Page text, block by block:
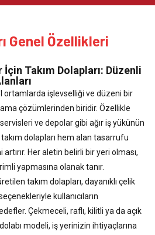
Genel Özellikleri
Takım Dolapları: Düzenli
ortamlarda işlevselliği ve düzeni bir
çözümlerinden biridir. Özellikle
ve depolar gibi ağır iş yükünün
dolapları hem alan tasarrufu
Her aletin belirli bir yeri olması,
yapmasına olanak tanır.
takım dolapları, dayanıklı çelik
kullanıcıların
Çekmeceli, raflı, kilitli ya da açık
modeli, iş yerinizin ihtiyaçlarına